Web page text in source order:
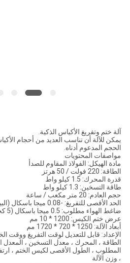
آلة ختم وتفريغ الأكياس الذكية.
يمكن للآلة أن تناسب العديد من أحجام
الحجم المدعوم أدناه.
مواصفات المحتويات
مادة الهيكل: الفولاذ المقاوم للصدأ
الطاقة: 220 فولت / 50 هرتز
قدرة المحرك: 1.5 كيلو واط
طاقة التسخين: 1.3 كيلو واط
حجم العادم: 20 متر مكعب / ساعة
الحد الأقصى للتفريغ: -0.08 ميجا باسكال (البيانات للإشارة فقط)
ضاغط الهواء مطلوب: 0.5 ميجا باسكال (5 كجم / سم 2)
عرض ختم الكيس: 1200 * 10 مم
أبعاد الآلة: 1250 * 720 * 1720 مم
الإعداد: قابل للتعديل لوقت التفريغ ووقت
الطاقة ، المحرك ، معدل التسخين ، المعدل
المطلوب ، الطول الأقصى لكيس الختم ،
، وزن الآلة